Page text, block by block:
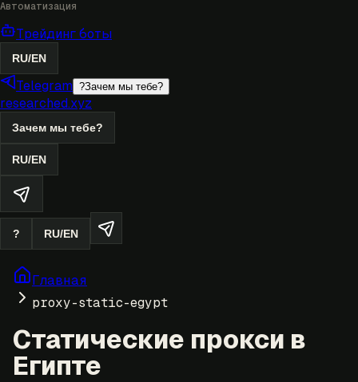
Автоматизация
Трейдинг боты
RU/EN
Telegram ?Зачем мы тебе?
researched.xyz
Зачем мы тебе?
RU/EN
? RU/EN
Главная
proxy-static-egypt
Статические прокси в
Египте